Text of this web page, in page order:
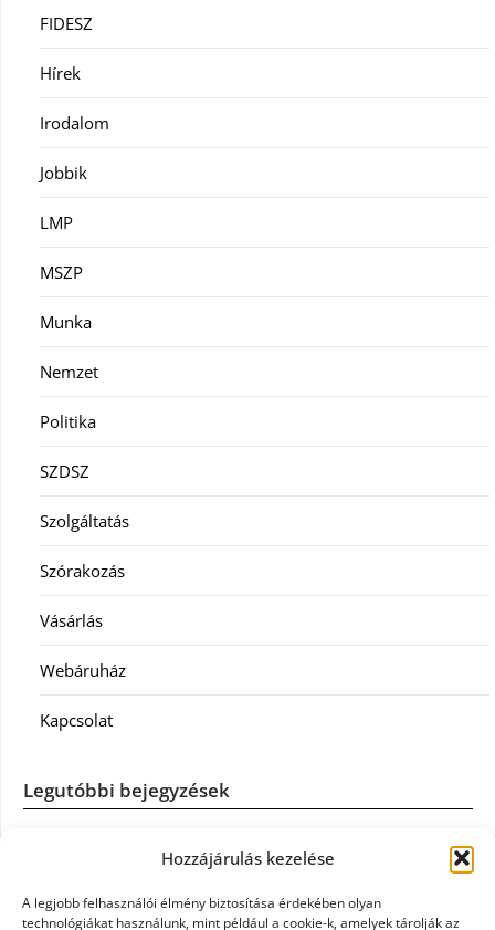
Hozzájárulás kezelése
A legjobb felhasználói élmény biztosítása érdekében olyan
technológiákat használunk, mint például a cookie-k, amelyek tárolják az
FIDESZ
Hírek
Irodalom
Jobbik
LMP
MSZP
Munka
Nemzet
Politika
SZDSZ
Szolgáltatás
Szórakozás
Vásárlás
Webáruház
Kapcsolat
Legutóbbi bejegyzések
Casco szélvédőcsere: mikor éri meg a biztosítást igénybe
Könyvelés: mikor érdemes könyvelőt váltani?